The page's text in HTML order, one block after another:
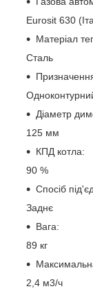
Eurosit 630
Матеріал
Сталь
Діаметр
125 мм
КПД котла:
90 %
Спосіб
Заднє
Вага:
89 кг
2,4 м3/ч